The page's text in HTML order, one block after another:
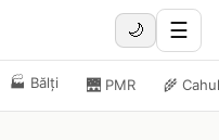
🌙 ☰
🏭 Bălți 🌉 PMR 🌾 Cahul